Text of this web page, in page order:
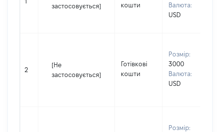
застосовується]
кошти
Валюта:
USD
2
[Не
застосовується]
Готівкові
кошти
Розмір:
3000
Валюта:
USD
Розмір: